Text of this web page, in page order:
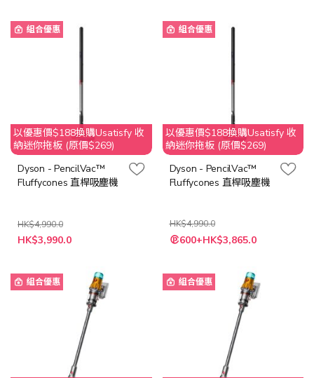
組合優惠
以優惠價$188換購Usatisfy 收
納迷你拖板 (原價$269)
Dyson - PencilVac™
Fluffycones 直桿吸塵機
HK$4,990.0
特
殊
HK$3,990.0
組合優惠
以優惠價$188換購Usatisfy 收
納迷你拖板 (原價$269)
Dyson - PencilVac™
Fluffycones 直桿吸塵機
HK$4,990.0
特
殊 600+HK$3,865.0
組合優惠 組合優惠